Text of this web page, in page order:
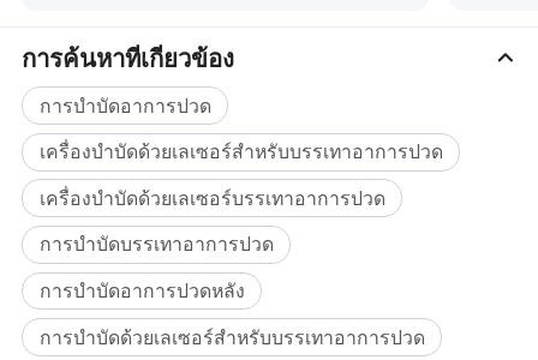
อาหารและการกำจัดของเสียได้ดียิ่งขึ้น
* ส่งเสริมการสังเคราะห์คอลลาเจนเพื่อเพิ่มความกระชับผิวลดริ้วรอย
และปรับปรุงผิว
* ลดการอักเสบโดยการเพิ่มการหมุนเวียนในระดับหลอดเลือดฝอย
และเร่งให้เนื้อเยื่ออ่อนนุ่มได้รับการซ่อมแซม
2 20kHz ความถี่ : การเจาะทะลุลึกของเนื้อเยื่อและการรองรับ
โครงสร้าง
ความถี่ 20kHz ใช้การเชื่อมต่อความต้านทานเพื่อแทรกซึมเนื้อเยื่อ
การค้นหาที่เกี่ยวข้อง
การบำบัดอาการปวด
เครื่องบำบัดด้วยเลเซอร์สำหรับบรรเทาอาการปวด
เครื่องบำบัดด้วยเลเซอร์บรรเทาอาการปวด
การบำบัดบรรเทาอาการปวด
การบำบัดอาการปวดหลัง
การบำบัดด้วยเลเซอร์สำหรับบรรเทาอาการปวด